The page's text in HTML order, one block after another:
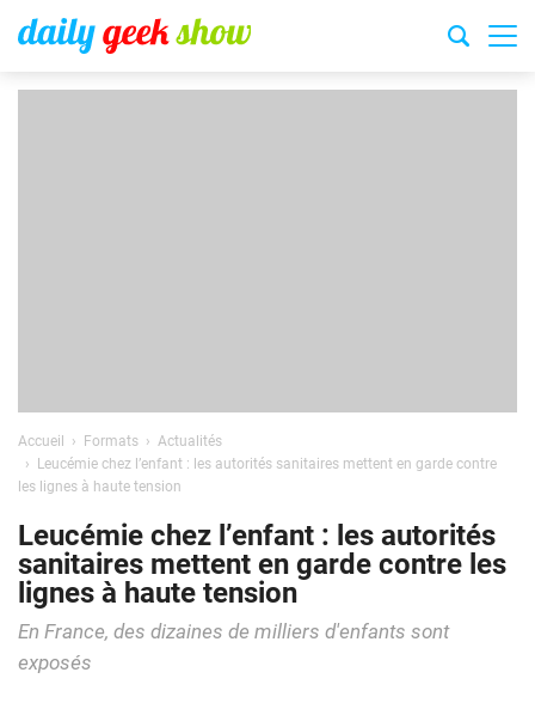
Accueil Formats
Actualités
Leucémie chez l’enfant : les autorités sanitaires mettent en garde contre
les lignes à haute tension
Leucémie chez l’enfant : les autorités
sanitaires mettent en garde contre les
lignes à haute tension
En France, des dizaines de milliers d'enfants sont
exposés